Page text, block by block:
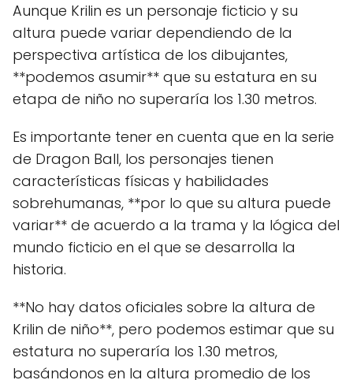
Aunque Krilin es un personaje ficticio y su
altura puede variar dependiendo de la
perspectiva artística de los dibujantes,
**podemos asumir** que su estatura en su
etapa de niño no superaría los 1.30 metros.
Es importante tener en cuenta que en la serie
de Dragon Ball, los personajes tienen
características físicas y habilidades
sobrehumanas, **por lo que su altura puede
variar** de acuerdo a la trama y la lógica del
mundo ficticio en el que se desarrolla la
historia.
**No hay datos oficiales sobre la altura de
Krilin de niño**, pero podemos estimar que su
estatura no superaría los 1.30 metros,
basándonos en la altura promedio de los